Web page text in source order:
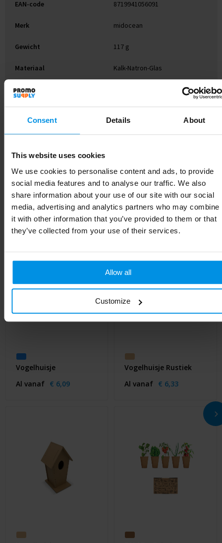
Consent Details About
This website uses cookies
We use cookies to personalise content and ads, to provide
social media features and to analyse our traffic. We also
share information about your use of our site with our social
media, advertising and analytics partners who may combine
it with other information that you’ve provided to them or that
they’ve collected from your use of their services.
Allow all
Customize
EAN-code 8719941056091
Merk midocean
Gewicht 117 g
Materiaal Kalk-Natron-Glas
Kleur
Hoogte
Breedte
Gerelateerde producten
Vogelhuisje
Al vanaf € 6,09
Vogelhuisje Rustiek
Al vanaf € 6,33